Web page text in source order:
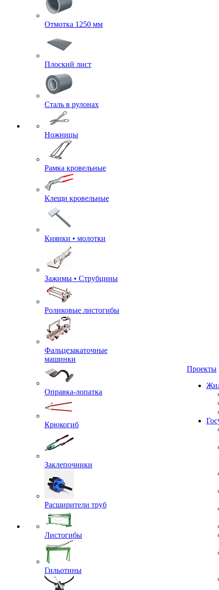
Отмотка 1250 мм
Плоский лист
Сталь в рулонах
Ножницы
Рамка кровельные
Клещи кровельные
Киянки • молотки
Зажимы • Струбцины
Роликовые листогибы
Фальцезакаточные
машинки
Оправка-лопатка
Крюкогиб
Заклепочники
Расширители труб
Листогибы
Гильотины
Проекты